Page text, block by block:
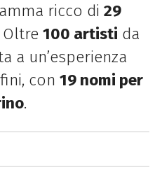
ricco di 29
Oltre 100 artisti da
a un’esperienza
con 19 nomi per
.